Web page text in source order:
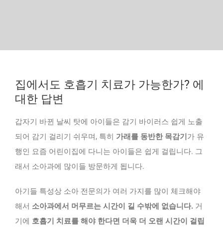
집에서도 호흡기 치료가 가능한가? 에
대한 답변
갑자기 바뀐 날씨 탓에 아이들은 감기 바이러스 쉽게 노출
되어 감기 걸리기 쉬우며, 특히 가래를 동반한 목감기 가 유
행인 요즘 어린이집에 다니는 아이들은 쉽게 걸립니다. 그
래서 소아과에 많이들 방문하게 됩니다.
아기들 특성상 소아 전문의가 여러 가지를 많이 체크해야
해서 소아과에서 머무르는 시간이 길 수밖에 없습니다. 거
기에 호흡기 치료를 해야 한다면 더욱 더 오랜 시간이 걸립